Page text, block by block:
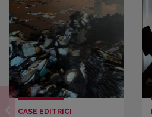
CASE EDITRICI